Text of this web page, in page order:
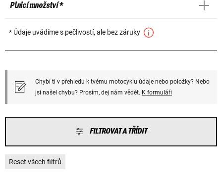
Plnicí množství *
* Údaje uvádíme s pečlivostí, ale bez záruky
Chybí ti v přehledu k tvému motocyklu údaje nebo položky? Nebo
jsi našel chybu? Prosím, dej nám vědět. K formuláři
FILTROVAT A TŘÍDIT
Reset všech filtrů